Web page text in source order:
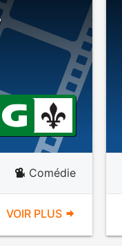
Comédie
VOIR PLUS